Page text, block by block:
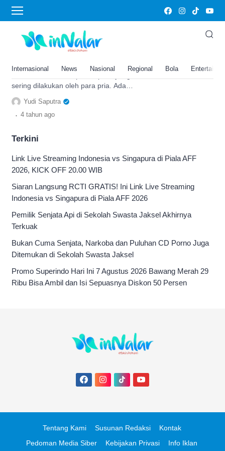
Internasional News Nasional Regional Bola
Style
Simak 3 Kesalahan Style yang
Sering Dilakukan Pria,
sering dilakukan oleh para pria. Ada
kesalahan yang sering kali terjadi. Simak
ulasannya!
Yudi Saputra
. 4 tahun ago
Terkini
Link Live Streaming Indonesia vs Singapura di Piala AFF
2026, KICK OFF 20.00 WIB
Siaran Langsung RCTI GRATIS! Ini Link Live Streaming
Indonesia vs Singapura di Piala AFF 2026
Pemilik Senjata Api di Sekolah Swasta Jaksel Akhirnya
Terkuak
Bukan Cuma Senjata, Narkoba dan Puluhan CD Porno Juga
Ditemukan di Sekolah Swasta Jaksel
Promo Superindo Hari Ini 7 Agustus 2026 Bawang Merah 29
Ribu Bisa Ambil dan Isi Sepuasnya Diskon 50 Persen
Tentang Kami Susunan Redaksi
Kontak
Pedoman Media Siber
Kebijakan Privasi Info Iklan